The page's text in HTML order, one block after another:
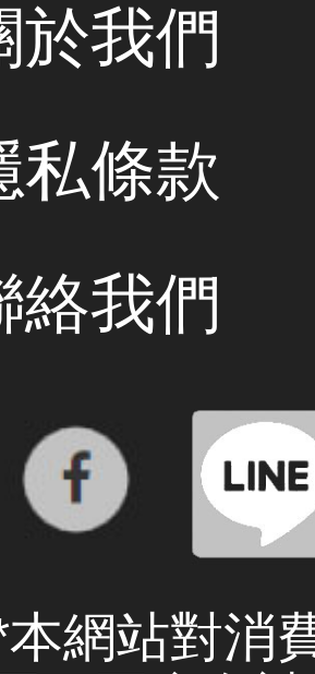
於我們
私條款
絡我們
網站對消